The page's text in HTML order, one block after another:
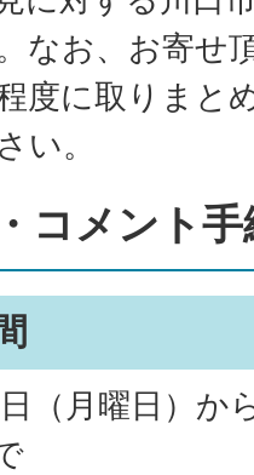
なお、お寄せ
度に取りまと
い。
コメント
（月曜日）か